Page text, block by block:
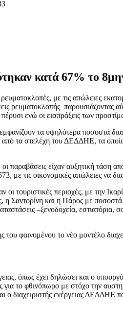
κατά 67% το
με τις απώλειες
ρευματοκλοπής
ενώ οι εισπράξεις των
τα υψηλότερα ποσοστά
τα στελέχη του ΔΕΔΔΗΕ, τα
παραβάσεις είχαν αυξητική τάση
με τις οικονομικές απώλειες να
οι τουριστικές περιοχές, με
Σαντορίνη και η Πάρος με
–ξενοδοχεία,
του φαινομένου το νέο μοντέλο
όπως έχει δηλώσει και ο
για το φθινόπωρο με στόχο την
ο διαχειριστής ενέργειας